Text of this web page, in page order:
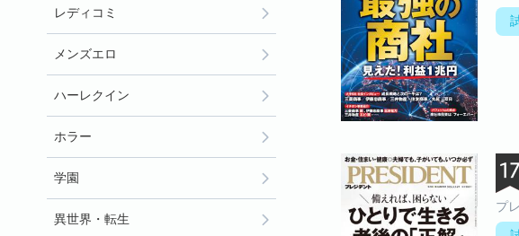
プ
レディコミ
メンズエロ
ハーレクイン
ホラー
学園
異世界・転生